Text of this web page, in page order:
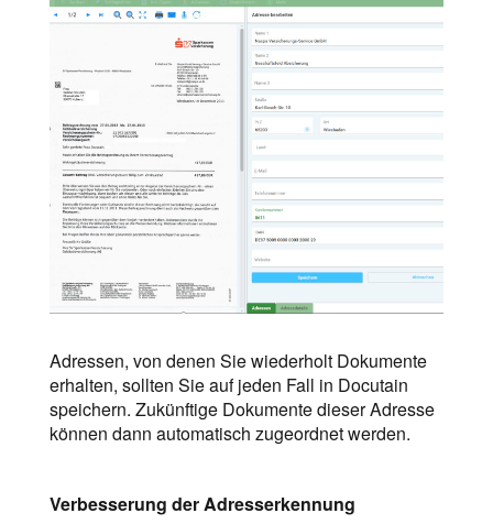
Adressen, von denen Sie wiederholt Dokumente
erhalten, sollten Sie auf jeden Fall in Docutain
speichern. Zukünftige Dokumente dieser Adresse
können dann automatisch zugeordnet werden.
Verbesserung der Adresserkennung